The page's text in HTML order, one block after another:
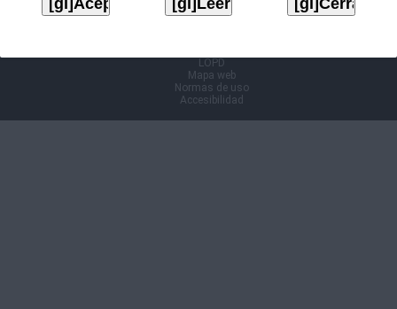
LOPD
Mapa web
Normas de uso
Accesibilidad